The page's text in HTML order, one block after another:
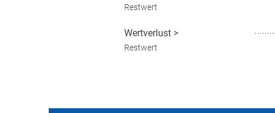
Restwert
Wertverlust >
Restwert